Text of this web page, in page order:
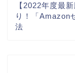
【2022年度最
り！「Amazon
法